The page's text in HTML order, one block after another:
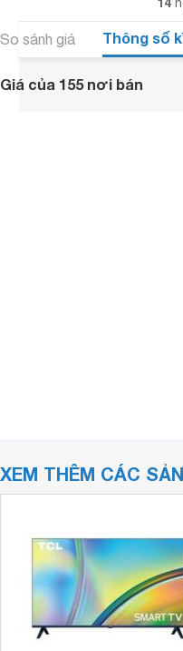
So sánh giá Thông số
Giá của 155 nơi bán
XEM THÊM CÁC